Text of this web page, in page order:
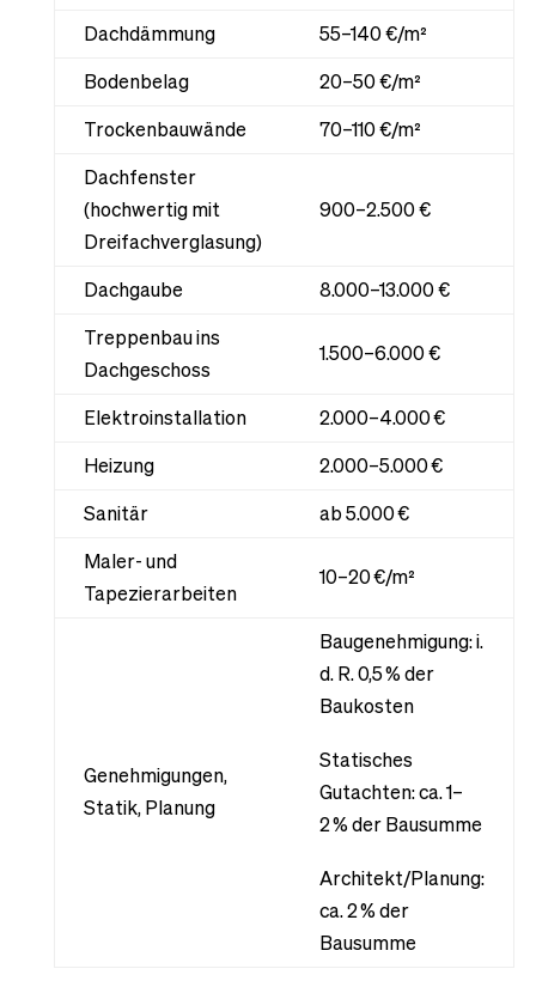
Dachdämmung
55–140 €/m²
Bodenbelag
20–50 €/m²
Trockenbauwände
70–110 €/m²
Dachfenster
(hochwertig mit
Dreifachverglasung)
900–2.500 €
Dachgaube
8.000–13.000 €
Treppenbau ins
Dachgeschoss
1.500–6.000 €
Elektroinstallation
2.000–4.000 €
Heizung
2.000–5.000 €
Sanitär
ab 5.000 €
Maler- und
Tapezierarbeiten
10–20 €/m²
Genehmigungen,
Statik, Planung
Baugenehmigung: i.
d. R. 0,5 % der
Baukosten
Statisches
Gutachten: ca. 1–
2 % der Bausumme
Architekt/Planung:
ca. 2 % der
Bausumme